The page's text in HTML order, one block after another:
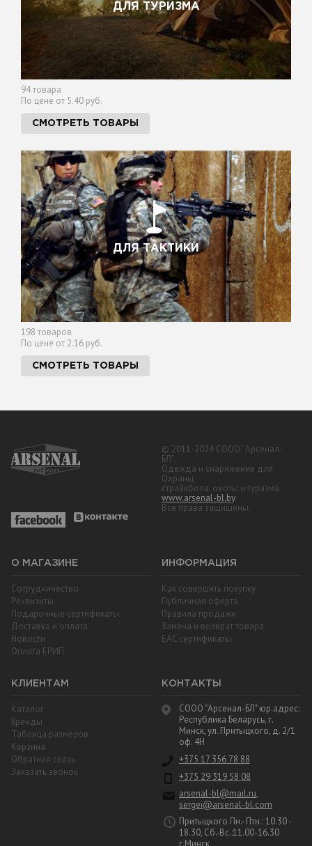
ДЛЯ ТУРИЗМА
94 товара
По цене от 5.40 руб.
СМОТРЕТЬ ТОВАРЫ
ДЛЯ ТАКТИКИ
198 товаров
По цене от 2.16 руб.
СМОТРЕТЬ ТОВАРЫ
© 2011-2024 СООО “Арсенал-
БЛ”.
Одежда и снаряжение для
Охраны,
страйкбола, охоты и туризма.
www.arsenal-bl.by.
Все права защищены.
О МАГАЗИНЕ
Сотрудничество
Реквизиты
Подарочные сертификаты
Доставка и оплата
Новости
Оплата ЕРИП
ИНФОРМАЦИЯ
Как совершить покупку
Публичная оферта
Правила продажи
Замена и возврат товара
EAC cертификаты
КЛИЕНТАМ
Каталог
Бренды
Таблица размеров
Корзина
Обратная связь
Заказать звонок
КОНТАКТЫ
СООО "Арсенал-БЛ" юр.адрес:
Республика Беларусь, г.
Минск, ул. Притыцкого, д. 2/1
оф. 4Н
+375 17 356 78 88
+375 29 319 58 08
arsenal-bl@mail.ru,
sergei@arsenal-bl.com
Притыцкого Пн.- Птн.: 10.30 -
18.30, Сб.-Вс.:11.00-16.30
г.Минск